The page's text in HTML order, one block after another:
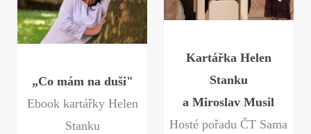
„Co mám na duši"
Ebook kartářky Helen
Stanku
Kartářka Helen
Stanku
a Miroslav Musil
Hosté pořadu ČT Sama